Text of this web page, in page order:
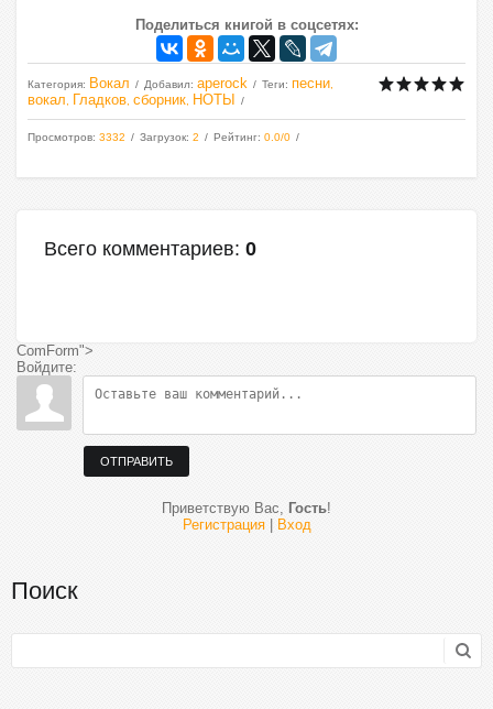
Поделиться книгой в соцсетях:
Категория: Вокал Добавил: aperock Теги: песни
вокал Гладков сборник НОТЫ
Просмотров: 3332 Загрузок: 2 Рейтинг: 0.0/0
Всего комментариев: 0
ComForm">
Войдите:
ОТПРАВИТЬ
Приветствую Вас, Гость!
Регистрация| Вход
Поиск